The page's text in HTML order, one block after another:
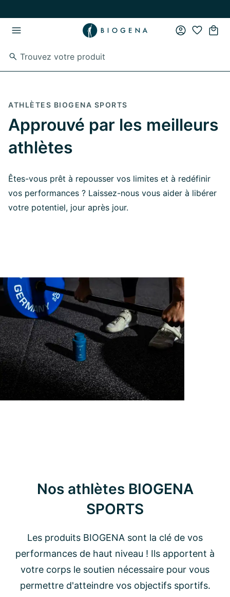
ATHLÈTES BIOGENA SPORTS
Approuvé par les meilleurs
athlètes
Êtes-vous prêt à repousser vos limites et à redéfinir
vos performances ? Laissez-nous vous aider à libérer
votre potentiel, jour après jour.
Nos athlètes BIOGENA
SPORTS
Les produits BIOGENA sont la clé de vos
performances de haut niveau ! Ils apportent à
votre corps le soutien nécessaire pour vous
permettre d'atteindre vos objectifs sportifs.